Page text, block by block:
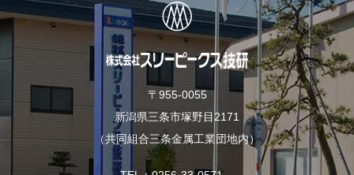
b
o
k
t
e
〒955-0055
新潟県三条市塚野目2171
（共同組合三条金属工業団地内）